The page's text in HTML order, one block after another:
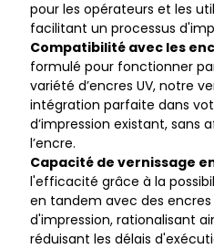
pour les opérateurs et les
facilitant un processus
Compatibilité avec les
formulé pour fonctionner
variété d’encres UV, notre
intégration parfaite dans
d’impression existant, sans
l’encre.
Capacité de vernissage
l'efficacité grâce à la
en tandem avec des
d'impression, rationalisant
réduisant les délais